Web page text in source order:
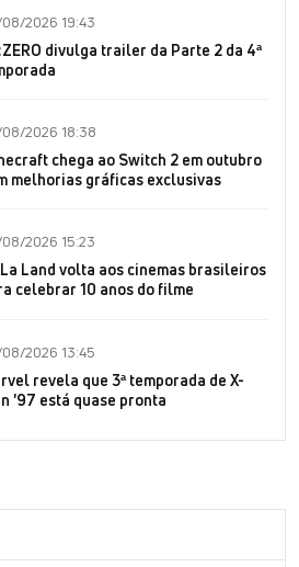
2026 19:43
divulga trailer da Parte 2 da 4ª
2026 18:38
chega ao Switch 2 em outubro
melhorias gráficas exclusivas
2026 15:23
Land volta aos cinemas brasileiros
celebrar 10 anos do filme
2026 13:45
revela que 3ª temporada de X-
'97 está quase pronta